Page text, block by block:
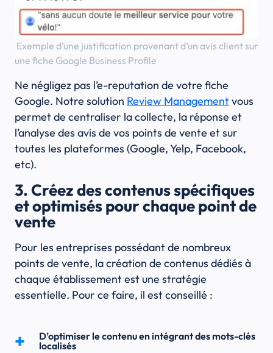
Exemple d’une justification provenant d’un avis client sur
une fiche Google Business Profile
Ne négligez pas l’e-reputation de votre fiche
Google. Notre solution Review Managementvous
permet de centraliser la collecte, la réponse et
l’analyse des avis de vos points de vente et sur
toutes les plateformes (Google, Yelp, Facebook,
etc).
3. Créez des contenus spécifiques
et optimisés pour chaque point de
vente
Pour les entreprises possédant de nombreux
points de vente, la création de contenus dédiés à
chaque établissement est une stratégie
essentielle. Pour ce faire, il est conseillé :
D’optimiser le contenu en intégrant des mots-clés
localisés